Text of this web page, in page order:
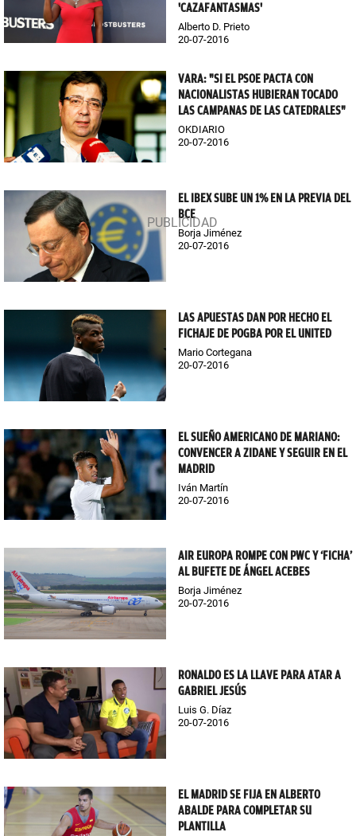
'CAZAFANTASMAS'
Alberto D. Prieto
20-07-2016
VARA: "SI EL PSOE PACTA CON
NACIONALISTAS HUBIERAN TOCADO
LAS CAMPANAS DE LAS CATEDRALES"
OKDIARIO
20-07-2016
EL IBEX SUBE UN 1% EN LA PREVIA DEL
BCE
Borja Jiménez
20-07-2016
LAS APUESTAS DAN POR HECHO EL
FICHAJE DE POGBA POR EL UNITED
Mario Cortegana
20-07-2016
EL SUEÑO AMERICANO DE MARIANO:
CONVENCER A ZIDANE Y SEGUIR EN EL
MADRID
Iván Martín
20-07-2016
AIR EUROPA ROMPE CON PWC Y ‘FICHA’
AL BUFETE DE ÁNGEL ACEBES
Borja Jiménez
20-07-2016
RONALDO ES LA LLAVE PARA ATAR A
GABRIEL JESÚS
Luis G. Díaz
20-07-2016
EL MADRID SE FIJA EN ALBERTO
ABALDE PARA COMPLETAR SU
PLANTILLA